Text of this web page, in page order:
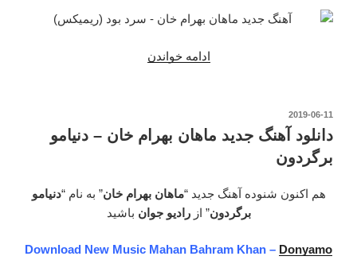
ادامه خواندن
خان
بود
(ریمیکس)”
نوشته‌شده
2019-06-11
دانلود آهنگ جدید ماهان بهرام خان – دنیامو
برگردون
هم اکنون شنوده آهنگ جدید “ماهان بهرام خان” به نام “دنیامو
برگردون” ازرادیو جوان باشید
Download New Music Mahan Bahram Khan – Donyamo